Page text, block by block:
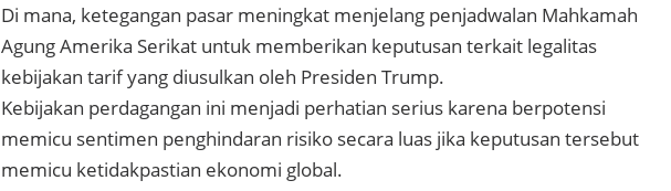
Di mana, ketegangan pasar meningkat menjelang penjadwalan Mahkamah
Agung Amerika Serikat untuk memberikan keputusan terkait legalitas
kebijakan tarif yang diusulkan oleh Presiden Trump.
Kebijakan perdagangan ini menjadi perhatian serius karena berpotensi
memicu sentimen penghindaran risiko secara luas jika keputusan tersebut
memicu ketidakpastian ekonomi global.